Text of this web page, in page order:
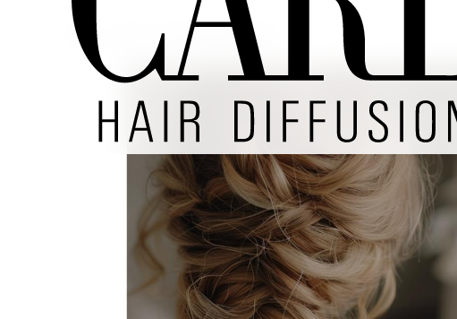
Home Advanced Academy